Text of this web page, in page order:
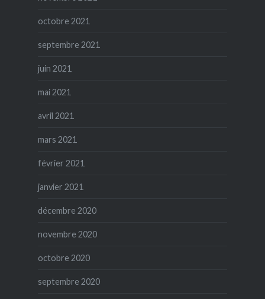
octobre 2021
septembre 2021
juin 2021
mai 2021
avril 2021
mars 2021
février 2021
janvier 2021
décembre 2020
novembre 2020
octobre 2020
septembre 2020